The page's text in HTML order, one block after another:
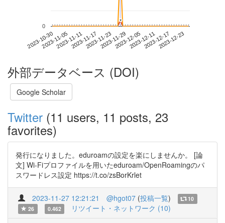
2023-10-302023-11-052023-11-112023-11-172023-11-232023-11-292023-12-052023-12-112023-12-172023-12-23
0
*
*
外部データベース (DOI)
Google Scholar
Twitter (11 users, 11 posts, 23
favorites)
発行になりました。eduroamの設定を楽にしませんか。 [論
文] Wi-Fiプロファイルを用いたeduroam/OpenRoamingのパ
スワードレス設定 https://t.co/zsBorKrlet
2023-11-27 12:21:21 @hgot07 (投稿一覧)
10
26
0.462 リツイート・ネットワーク (10)